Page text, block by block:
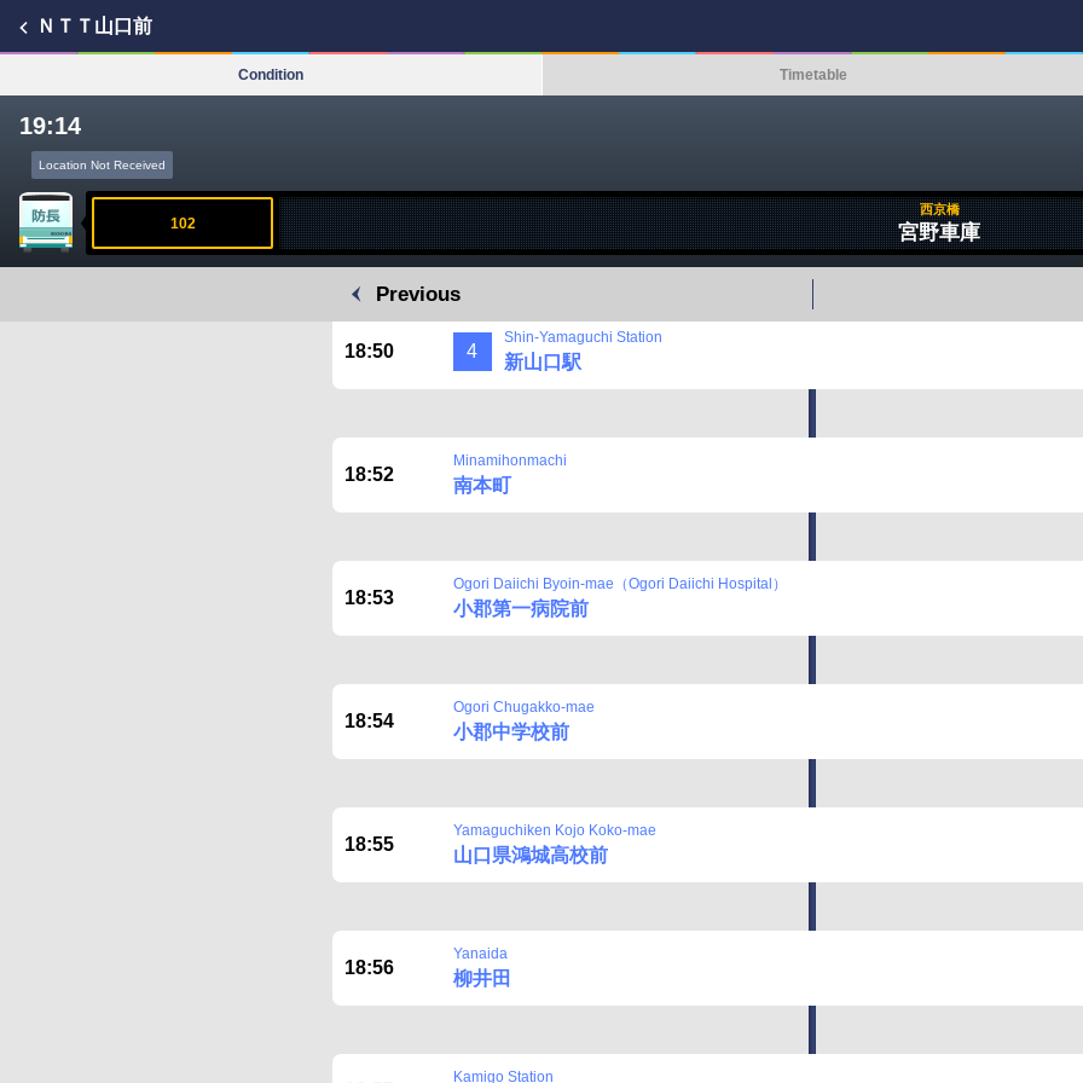
ＮＴＴ山口前
Condition Timetable
19:14
Location Not Received
102
西京橋
宮野車庫
Previous
18:50 4
Shin-Yamaguchi Station
新山口駅
18:52
Minamihonmachi
南本町
18:53
Ogori Daiichi Byoin-mae（Ogori Daiichi Hospital）
小郡第一病院前
18:54
Ogori Chugakko-mae
小郡中学校前
18:55
Yamaguchiken Kojo Koko-mae
山口県鴻城高校前
18:56
Yanaida
柳井田
Kamigo Station